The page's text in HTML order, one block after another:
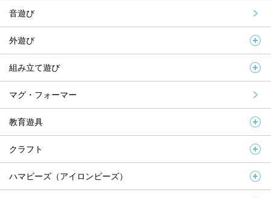
音遊び
外遊び
組み立て遊び
マグ・フォーマー
教育遊具
クラフト
ハマビーズ（アイロンビーズ）